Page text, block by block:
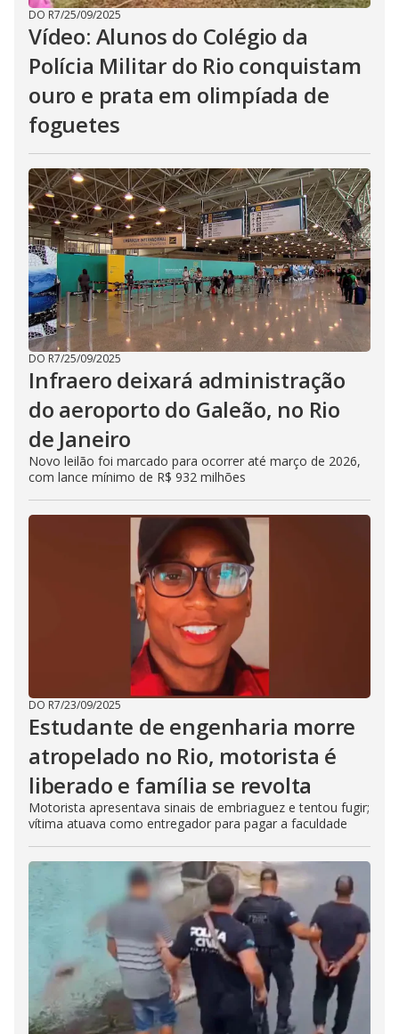
DO R7/25/09/2025
Vídeo: Alunos do Colégio da
Polícia Militar do Rio conquistam
ouro e prata em olimpíada de
foguetes
DO R7/25/09/2025
Infraero deixará administração
do aeroporto do Galeão, no Rio
de Janeiro
Novo leilão foi marcado para ocorrer até março de 2026,
com lance mínimo de R$ 932 milhões
DO R7/23/09/2025
Estudante de engenharia morre
atropelado no Rio, motorista é
liberado e família se revolta
Motorista apresentava sinais de embriaguez e tentou fugir;
vítima atuava como entregador para pagar a faculdade